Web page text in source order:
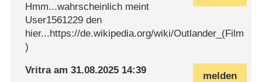
Hmm...wahrscheinlich meint
User1561229 den
hier...https://de.wikipedia.org/wiki/Outlander_(Film
)
melden
Vritraam31.08.2025 14:39